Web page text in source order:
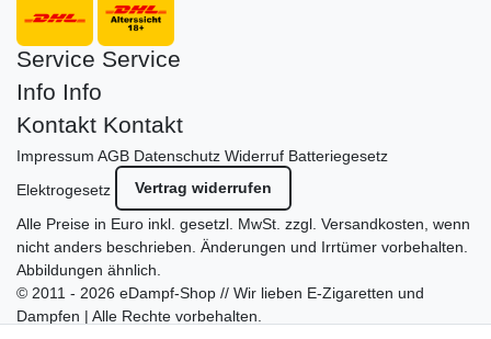
Service Service
Info Info
Kontakt Kontakt
Impressum AGB Datenschutz Widerruf Batteriegesetz
Elektrogesetz
Vertrag widerrufen
Alle Preise in Euro inkl. gesetzl. MwSt. zzgl. Versandkosten, wenn
nicht anders beschrieben. Änderungen und Irrtümer vorbehalten.
Abbildungen ähnlich.
© 2011 - 2026 eDampf-Shop // Wir lieben E-Zigaretten und
Dampfen | Alle Rechte vorbehalten.